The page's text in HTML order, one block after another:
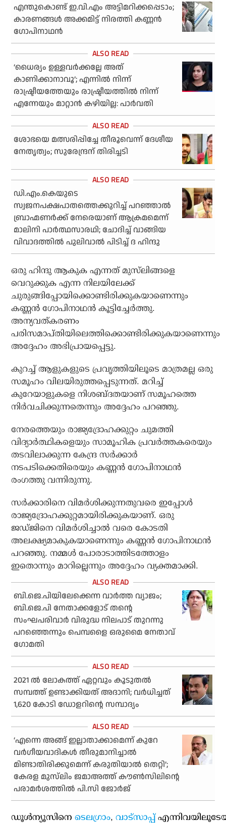
എന്തുകൊണ്ട് ഇ.വി.എം അട്ടിമറിക്കപ്പെടാം;
കാരണങ്ങള്‍ അക്കമിട്ട് നിരത്തി കണ്ണന്‍
ഗോപിനാഥന്‍
‘ധൈര്യം ഉള്ളവര്‍ക്കല്ലേ അത്
കാണിക്കാനാവൂ’; എന്നില്‍ നിന്ന്
രാഷ്ട്രീയത്തേയും രാഷ്ട്രീയത്തില്‍ നിന്ന്
എന്നേയും മാറ്റാന്‍ കഴിയില്ല: പാര്‍വതി
ശോഭയെ മത്സരിപ്പിച്ചേ തീരൂവെന്ന് ദേശീയ
നേതൃത്വം; സുരേന്ദ്രന് തിരിച്ചടി
ഡി.എം.കെയുടെ
സ്വജനപക്ഷപാതത്തെക്കുറിച്ച് പറഞ്ഞാല്‍
ബ്രാഹ്മണര്‍ക്ക് നേരെയാണ് ആക്രമമെന്ന്
മാലിനി പാര്‍ത്ഥസാരഥി; ചോദിച്ച് വാങ്ങിയ
വിവാദത്തില്‍ പുലിവാല്‍ പിടിച്ച് ദ ഹിന്ദു
ഒരു ഹിന്ദു ആകുക എന്നത് മുസ്‌ലിങ്ങളെ
വെറുക്കുക എന്ന നിലയിലേക്ക്
ചുരുങ്ങിപ്പോയിക്കൊണ്ടിരിക്കുകയാണെന്നും
കണ്ണന്‍ ഗോപിനാഥന്‍ കൂട്ടിച്ചേര്‍ത്തു.
അന്യവത്കരണം
പരിസമാപ്തിയിലെത്തിക്കൊണ്ടിരിക്കുകയാണെന്നും
അദ്ദേഹം അഭിപ്രായപ്പെട്ടു.
കുറച്ച് ആളുകളുടെ പ്രവൃത്തിയിലൂടെ മാത്രമല്ല ഒരു
സമൂഹം വിലയിരുത്തപ്പെടുന്നത്. മറിച്ച്
കുറേയാളുകളെ നിശബ്ദതയാണ് സമൂഹത്തെ
നിര്‍വചിക്കുന്നതെന്നും അദ്ദേഹം പറഞ്ഞു.
നേരത്തെയും രാജ്യദ്രോഹക്കുറ്റം ചുമത്തി
വിദ്യാര്‍ത്ഥികളെയും സാമൂഹിക പ്രവര്‍ത്തകരെയും
തടവിലാക്കുന്ന കേന്ദ്ര സര്‍ക്കാര്‍
നടപടിക്കെതിരെയും കണ്ണന്‍ ഗോപിനാഥന്‍
രംഗത്തു വന്നിരുന്നു.
സര്‍ക്കാരിനെ വിമര്‍ശിക്കുന്നതുവരെ ഇപ്പോള്‍
രാജ്യദ്രോഹക്കുറ്റമായിരിക്കുകയാണ്. ഒരു
ജഡ്ജിനെ വിമര്‍ശിച്ചാല്‍ വരെ കോടതി
അലക്ഷ്യമാകുകയാണെന്നും കണ്ണന്‍ ഗോപിനാഥന്‍
പറഞ്ഞു. നമ്മള്‍ പോരാടാത്തിടത്തോളം
ഇതൊന്നും മാറില്ലെന്നും അദ്ദേഹം വ്യക്തമാക്കി.
ബി.ജെ.പിയിലേക്കെന്ന വാര്‍ത്ത വ്യാജം;
ബി.ജെ.പി നേതാക്കളോട് തന്റെ
സംഘപരിവാര്‍ വിരുദ്ധ നിലപാട് തുറന്നു
പറഞ്ഞെന്നും പെമ്പളൈ ഒരുമൈ നേതാവ്
ഗോമതി
2021 ല്‍ ലോകത്ത് ഏറ്റവും കൂടുതല്‍
സമ്പത്ത് ഉണ്ടാക്കിയത് അദാനി; വര്‍ധിച്ചത്
1,620 കോടി ഡോളറിന്റെ സമ്പാദ്യം
‘എന്നെ അങ്ങ് ഇല്ലാതാക്കാമെന്ന് കുറേ
വര്‍ഗീയവാദികള്‍ തീരുമാനിച്ചാല്‍
മിണ്ടാതിരിക്കുമെന്ന് കരുതിയാല്‍ തെറ്റി’;
കേരള മുസ്‌ലിം ജമാഅത്ത് കൗണ്‍സിലിന്റെ
പരാമര്‍ശത്തില്‍ പി.സി ജോര്‍ജ്
ഡൂള്‍ന്യൂസിനെടെലഗ്രാം,വാട്‌സാപ്പ്